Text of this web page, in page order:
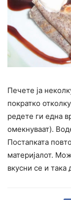
Печете ја
пократко
редете ги една
омекнуваат).
Постапката
материјалот.
вкусни се и така